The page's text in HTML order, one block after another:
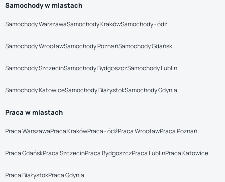
Samochody w miastach
Samochody WarszawaSamochody KrakówSamochody Łódź
Samochody WrocławSamochody PoznańSamochody Gdańsk
Samochody SzczecinSamochody BydgoszczSamochody Lublin
Samochody KatowiceSamochody BiałystokSamochody Gdynia
Praca w miastach
Praca WarszawaPraca KrakówPraca ŁódźPraca WrocławPraca Poznań
Praca GdańskPraca SzczecinPraca BydgoszczPraca LublinPraca Katowice
Praca BiałystokPraca Gdynia